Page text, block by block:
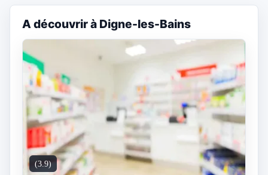
A découvrir à Digne-les-Bains
(3.9)